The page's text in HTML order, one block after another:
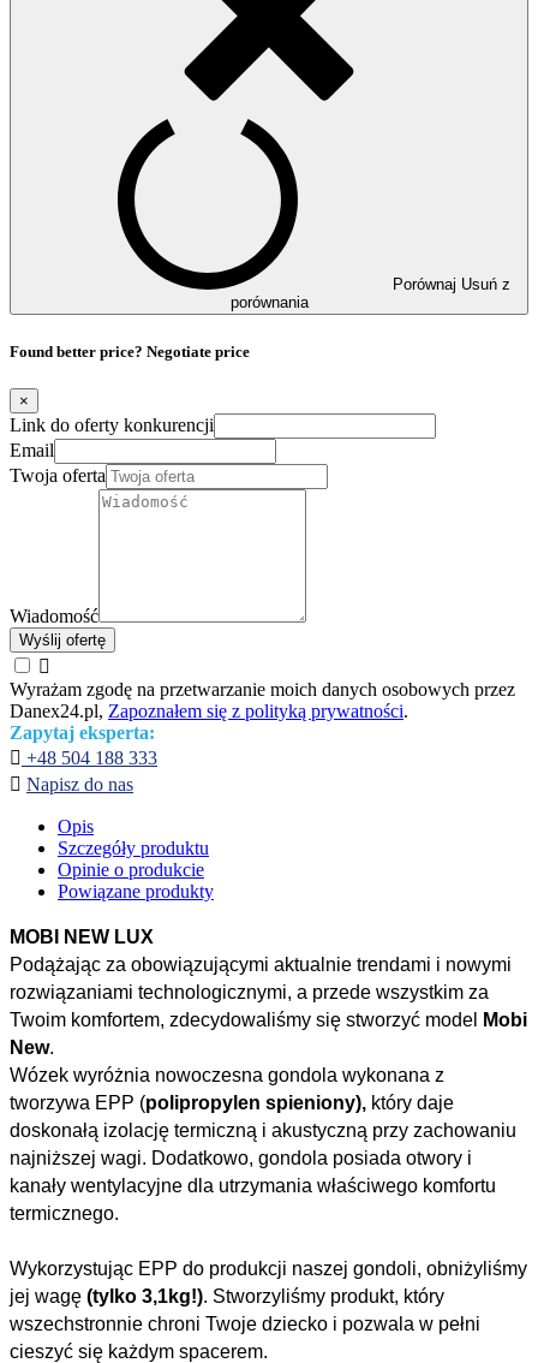
Porównaj Usuń z
porównania
Found better price? Negotiate price
×
Link do oferty konkurencji
Email
Twoja oferta
Wiadomość
Wyślij ofertę

Wyrażam zgodę na przetwarzanie moich danych osobowych przez
Danex24.pl, Zapoznałem się z polityką prywatności.
Zapytaj eksperta:
 +48 504 188 333
 Napisz do nas
Opis
Szczegóły produktu
Opinie o produkcie
Powiązane produkty
MOBI NEW LUX
Podążając za obowiązującymi aktualnie trendami i nowymi
rozwiązaniami technologicznymi, a przede wszystkim za
Twoim komfortem, zdecydowaliśmy się stworzyć model
Mobi
New.
Wózek wyróżnia nowoczesna gondola wykonana z
tworzywa EPP (polipropylen spieniony), który daje
doskonałą izolację termiczną i akustyczną przy zachowaniu
najniższej wagi. Dodatkowo, gondola posiada otwory i
kanały wentylacyjne dla utrzymania właściwego komfortu
termicznego.
Wykorzystując EPP do produkcji naszej gondoli, obniżyliśmy
jej wagę (tylko 3,1kg!). Stworzyliśmy produkt, który
wszechstronnie chroni Twoje dziecko i pozwala w pełni
cieszyć się każdym spacerem.